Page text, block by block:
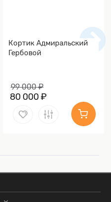
Кортик Адмиральский
Гербовой
99 000 ₽
80 000 ₽